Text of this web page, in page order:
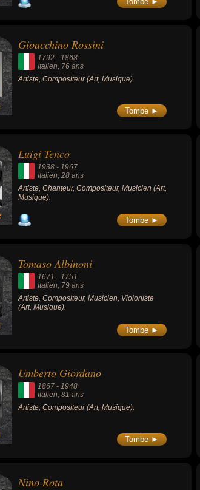
Gioacchino Rossini
1792 - 1868
Italien, 76 ans
Artiste, Compositeur (Art, Musique).
Tombe ►
Luigi Tenco
1938 - 1967
Italien, 28 ans
Artiste, Chanteur, Compositeur, Musicien (Art,
Musique).
Tombe ►
Tomaso Albinoni
1671 - 1751
Italien , 79 ans
Artiste, Compositeur, Musicien, Violoniste
(Art, Musique).
Tombe ►
Umberto Giordano
1867 - 1948
Italien , 81 ans
Artiste, Compositeur (Art, Musique).
Tombe ►
Nino Rota